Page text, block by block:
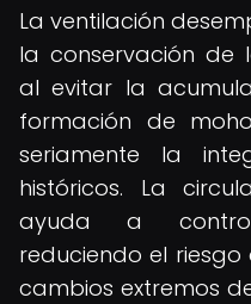
La ventilación
la conservación de
al evitar la
formación de
seriamente la
históricos. La
ayuda a
reduciendo el
cambios extremos